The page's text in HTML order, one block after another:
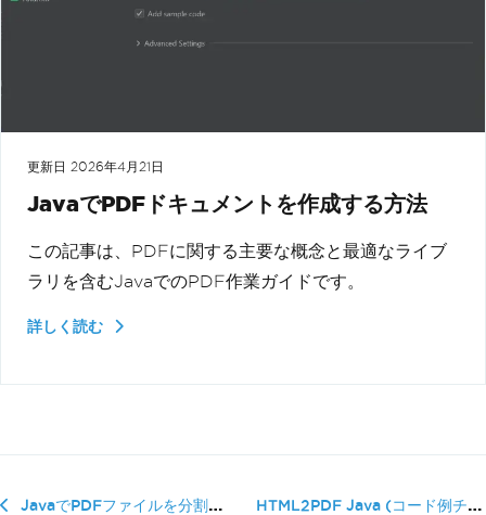
更新日 2026年4月21日
JavaでPDFドキュメントを作成する方法
この記事は、PDFに関する主要な概念と最適なライブ
ラリを含むJavaでのPDF作業ガイドです。
詳しく読む
JavaでPDFファイルを分割する方法 HTML2PDF Java (コード例チュ�...